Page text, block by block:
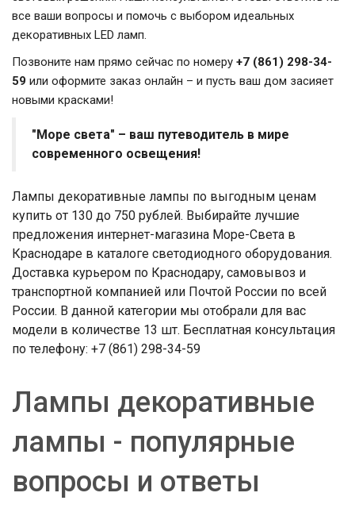
все ваши вопросы и помочь с выбором идеальных
декоративных LED ламп.
Позвоните нам прямо сейчас по номеру +7 (861) 298-34-
59 или оформите заказ онлайн – и пусть ваш дом засияет
новыми красками!
"Море света" – ваш путеводитель в мире
современного освещения!
Лампы декоративные лампы по выгодным ценам
купить от 130 до 750 рублей. Выбирайте лучшие
предложения интернет-магазина Море-Света в
Краснодаре в каталоге светодиодного оборудования.
Доставка курьером по Краснодару, самовывоз и
транспортной компанией или Почтой России по всей
России. В данной категории мы отобрали для вас
модели в количестве 13 шт. Бесплатная консультация
по телефону: +7 (861) 298-34-59
Лампы декоративные
лампы - популярные
вопросы и ответы